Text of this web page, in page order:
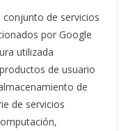
conjunto de servicios
por Google
utilizada
de usuario
de
de servicios